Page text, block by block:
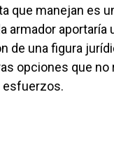
que manejan es
armador
de una figura
opciones que
esfuerzos.